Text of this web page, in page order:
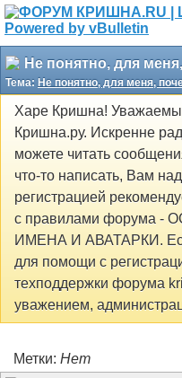
Тема: Не понятно, для меня,
Харе Кришна!
Кришна.ру. Искренне
можете читать
что-то написать, Вам
регистрацией
с правилами форума
ИМЕНА И АВАТАРКИ.
для помощи с
техподдержки форума
уважением,
Метки: Нет